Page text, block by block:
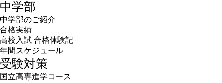
中学部
中学部のご紹介
合格実績
高校入試 合格体験記
年間スケジュール
受験対策
国立高専進学コース